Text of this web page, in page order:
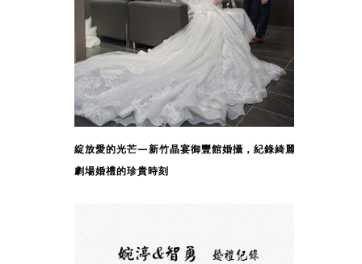
綻放愛的光芒—新竹晶宴御豐館婚攝，紀錄綺麗
劇場婚禮的珍貴時刻